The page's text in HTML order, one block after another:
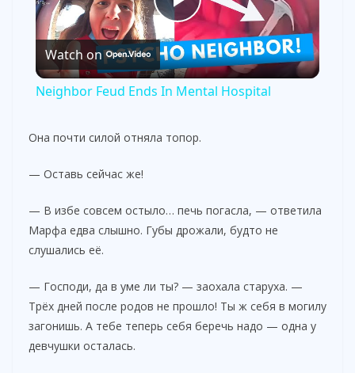
P
l
V
d
Watch on
Neighbor Feud Ends In Mental Hospital
Она почти силой отняла топор.
— Оставь сейчас же!
— В избе совсем остыло… печь погасла, — ответила
Марфа едва слышно. Губы дрожали, будто не
слушались её.
— Господи, да в уме ли ты? — заохала старуха. —
Трёх дней после родов не прошло! Ты ж себя в могилу
загонишь. А тебе теперь себя беречь надо — одна у
девчушки осталась.